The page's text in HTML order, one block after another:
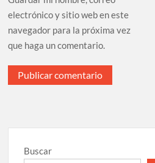
electrónico y sitio web en este
navegador para la próxima vez
que haga un comentario.
Buscar